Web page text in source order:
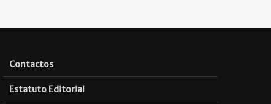
Contactos
Estatuto Editorial